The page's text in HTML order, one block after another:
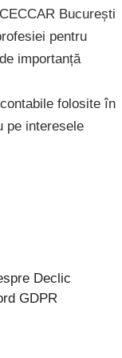
București
pentru
importanță
folosite în
pe interesele
Declic
GDPR